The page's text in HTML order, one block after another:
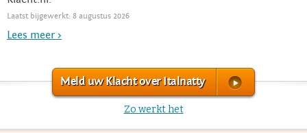
Laatst bijgewerkt: 8 augustus 2026
Lees meer >
Meld uw Klacht over Italnatty
Zo werkt het